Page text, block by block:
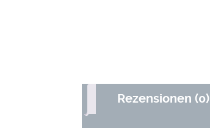
Rezensionen (0)